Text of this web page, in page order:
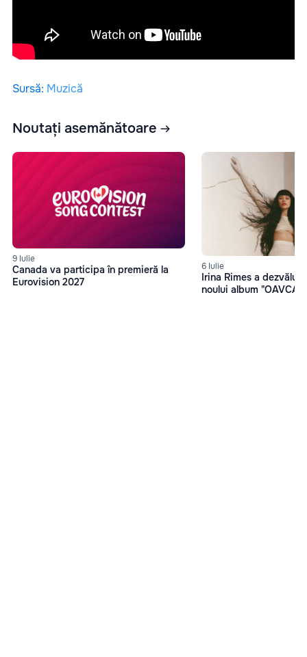
Sursă: Muzică
Noutați asemănătoare
9 Iulie
Canada va participa în premieră la
Eurovision 2027
6 Iulie
Irina Rimes a
noului album